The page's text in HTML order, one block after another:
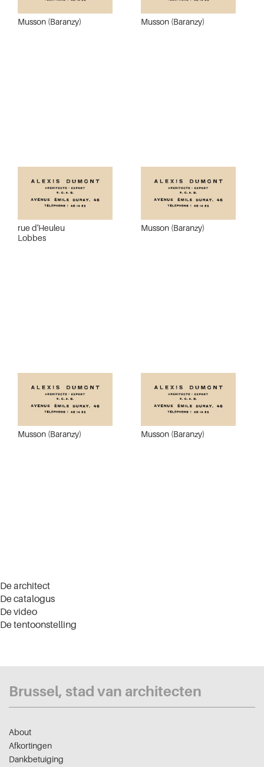
Musson (Baranzy) Musson (Baranzy)
rue d'Heuleu
Lobbes
Musson (Baranzy)
Musson (Baranzy) Musson (Baranzy)
De architect
De catalogus
De video
De tentoonstelling
Brussel, stad van architecten
About
Afkortingen
Dankbetuiging